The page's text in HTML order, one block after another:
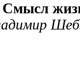
Смысл